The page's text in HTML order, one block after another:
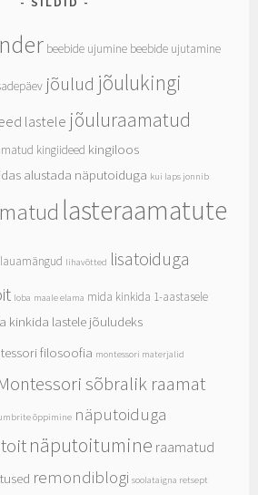
beebide ujumine beebide ujutamine
jõulud jõulukingi
lastele jõuluraamatud
kingiideed kingiloos
alustada näputoiduga kui laps jonnib
lasteraamatute
lauamängud lihavõtted lisatoiduga
loba maale elama mida kinkida 1-aastasele
kinkida lastele jõuludeks
filosoofia montessori materjalid
sõbralik raamat
õppimine näputoiduga
näputoitumine raamatud
remondiblogi soolataigna retsept